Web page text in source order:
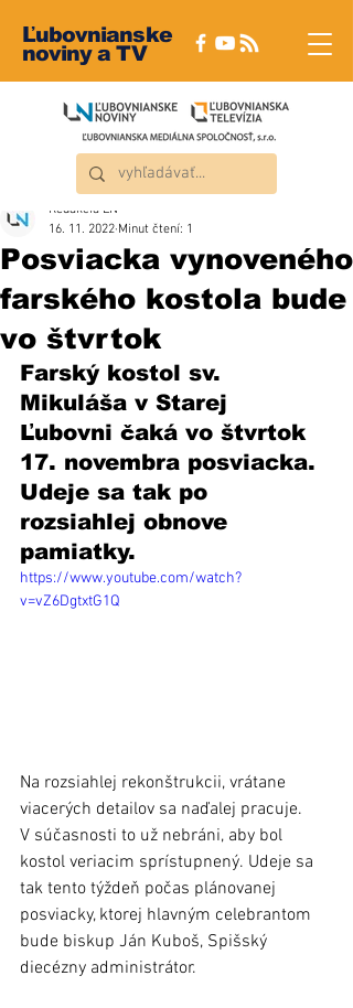
Ľubovnianske
noviny a TV
Posviacka vynoveného
farského kostola bude
vo štvrtok
Redakcia ĽN
16. 11. 2022 Minut čtení: 1
Farský kostol sv.
Mikuláša v Starej
Ľubovni čaká vo štvrtok
17. novembra posviacka.
Udeje sa tak po
rozsiahlej obnove
pamiatky.
https://www.youtube.com/watch?
v=vZ6DgtxtG1Q
Na rozsiahlej rekonštrukcii, vrátane
viacerých detailov sa naďalej pracuje.
V súčasnosti to už nebráni, aby bol
kostol veriacim sprístupnený. Udeje sa
tak tento týždeň počas plánovanej
posviacky, ktorej hlavným celebrantom
bude biskup Ján Kuboš, Spišský
diecézny administrátor.